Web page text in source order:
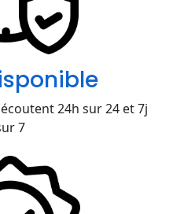
24h sur 24 et 7j
7